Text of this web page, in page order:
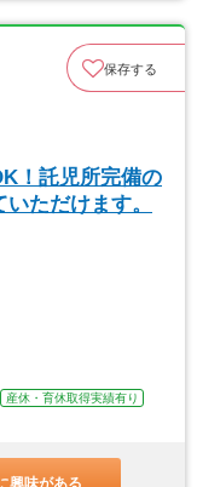
保存する
！託児所完備の
ただけます。
産休・育休取得実績有り
興味がある